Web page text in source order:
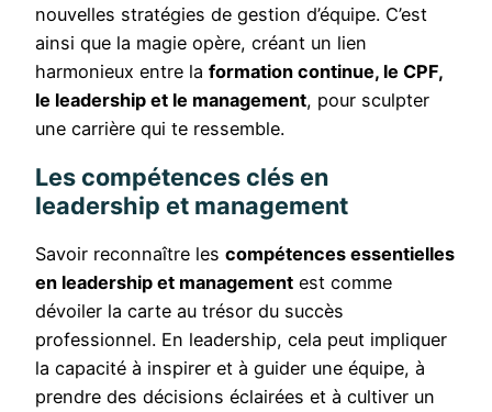
nouvelles stratégies de gestion d’équipe. C’est
ainsi que la magie opère, créant un lien
harmonieux entre la formation continue, le CPF,
le leadership et le management, pour sculpter
une carrière qui te ressemble.
Les compétences clés en
leadership et management
Savoir reconnaître les compétences essentielles
en leadership et management est comme
dévoiler la carte au trésor du succès
professionnel. En leadership, cela peut impliquer
la capacité à inspirer et à guider une équipe, à
prendre des décisions éclairées et à cultiver un